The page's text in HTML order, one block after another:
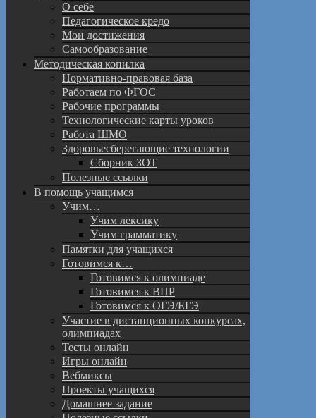
О себе
Педагогическое кредо
Мои достижения
Самообразование
Методическая копилка
Нормативно-правовая база
Работаем по ФГОС
Рабочие программы
Технологические карты уроков
Работа ШМО
Здоровьесберегающие технологии
Сборник ЗОТ
Полезные ссылки
В помощь учащимся
Учим…
Учим лексику
Учим грамматику
Памятки для учащихся
Готовимся к…
Готовимся к олимпиаде
Готовимся к ВПР
Готовимся к ОГЭ/ЕГЭ
Участие в дистанционных конкурсах,
олимпиадах
Тесты онлайн
Игры онлайн
Вебмиксы
Проекты учащихся
Домашнее задание